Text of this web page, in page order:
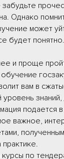
Однако
может
будет понятно.
и проще
вам в
уровень
подается
важное,
курсы по